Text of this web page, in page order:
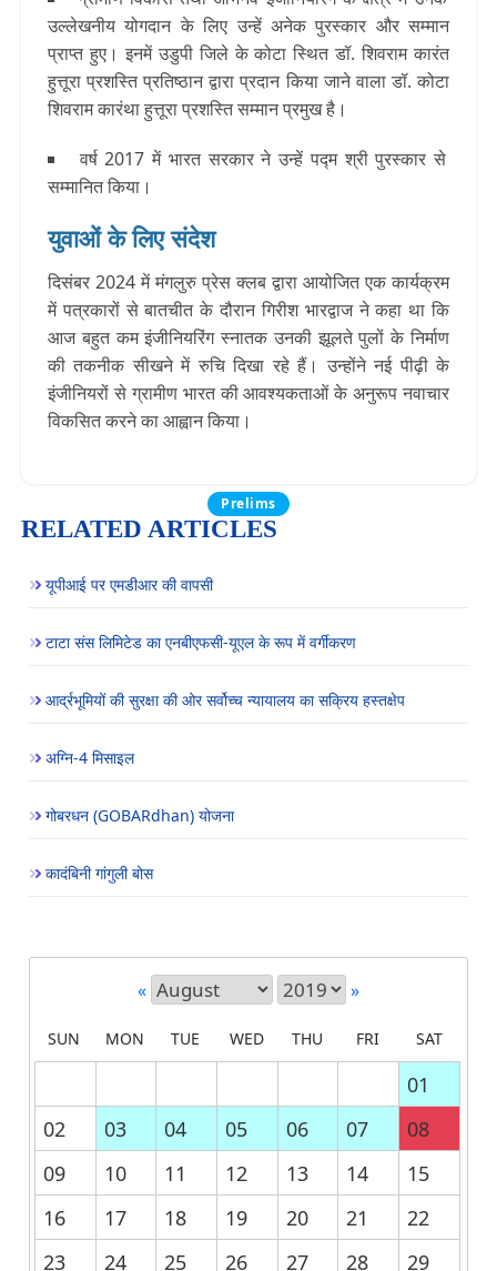
उल्लेखनीय योगदान के लिए उन्हें अनेक पुरस्कार और सम्मान
प्राप्त हुए। इनमें उडुपी जिले के कोटा स्थित डॉ. शिवराम कारंत
हुत्तूरा प्रशस्ति प्रतिष्ठान द्वारा प्रदान किया जाने वाला डॉ. कोटा
शिवराम कारंथा हुत्तूरा प्रशस्ति सम्मानप्रमुख है।
वर्ष 2017 में भारत सरकार ने उन्हें पद्म श्रीपुरस्कार से
सम्मानित किया।
युवाओं के लिए संदेश
दिसंबर 2024 में मंगलुरु प्रेस क्लब द्वारा आयोजित एक कार्यक्रम
में पत्रकारों से बातचीत के दौरान गिरीश भारद्वाज ने कहा था कि
आज बहुत कम इंजीनियरिंग स्नातक उनकी झूलते पुलों के निर्माण
की तकनीक सीखने में रुचि दिखा रहे हैं। उन्होंने नई पीढ़ी के
इंजीनियरों से ग्रामीण भारत की आवश्यकताओं के अनुरूप नवाचार
विकसित करने का आह्वान किया।
Prelims
RELATED ARTICLES
यूपीआई पर एमडीआर की वापसी
टाटा संस लिमिटेड का एनबीएफसी-यूएल के रूप में वर्गीकरण
आर्द्रभूमियों की सुरक्षा की ओर सर्वोच्च न्यायालय का सक्रिय हस्तक्षेप
अग्नि-4 मिसाइल
गोबरधन (GOBARdhan) योजना
कादंबिनी गांगुली बोस
« »
SUN MON TUE WED THU FRI SAT
01
02
03 04 05 06 07
08
09
10 11 12 13 14
15
16
17 18 19 20 21
22
23
24 25 26 27 28 29